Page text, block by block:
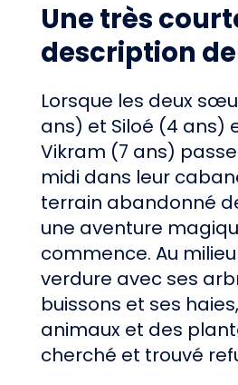
Une très
description
Lorsque les deux
ans) et Siloé (4 ans)
Vikram (7 ans)
midi dans leur
terrain abandonné
une aventure
commence. Au
verdure avec ses
buissons et ses
animaux et des
cherché et trouvé